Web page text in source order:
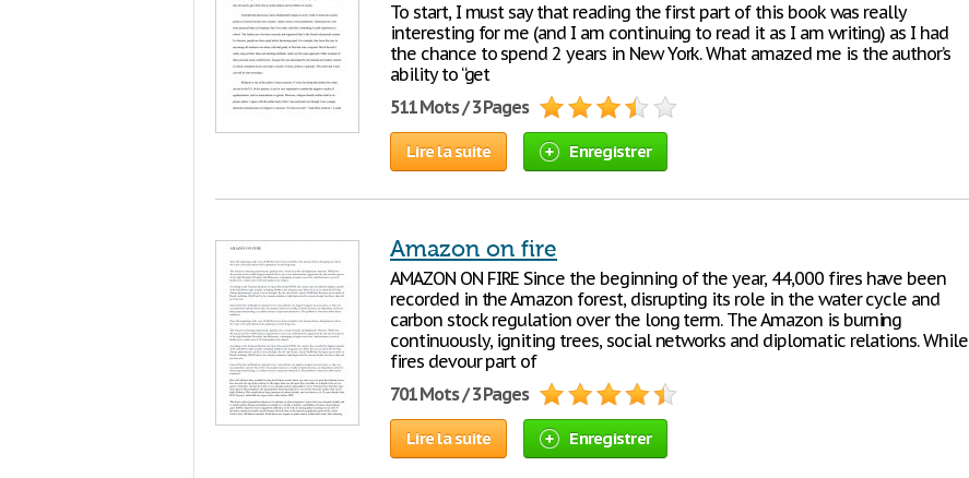
To start, I must say that reading the first part of this book was really
interesting for me (and I am continuing to read it as I am writing) as I had
the chance to spend 2 years in New York. What amazed me is the author’s
ability to “get
511 Mots / 3 Pages
Lire la suite Enregistrer
Amazon on fire
AMAZON ON FIRE Since the beginning of the year, 44,000 fires have been
recorded in the Amazon forest, disrupting its role in the water cycle and
carbon stock regulation over the long term. The Amazon is burning
continuously, igniting trees, social networks and diplomatic relations. While
fires devour part of
701 Mots / 3 Pages
Lire la suite Enregistrer